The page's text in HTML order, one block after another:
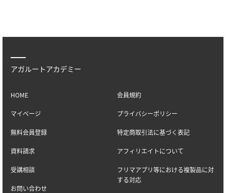
アガルートアカデミー
HOME
マイページ
無料会員登録
資料請求
受講相談
お問い合わせ
会員規約
プライバシーポリシー
特定商取引法に基づく表記
アフィリエイトについて
フリマアプリ等における複製品に対
する対応